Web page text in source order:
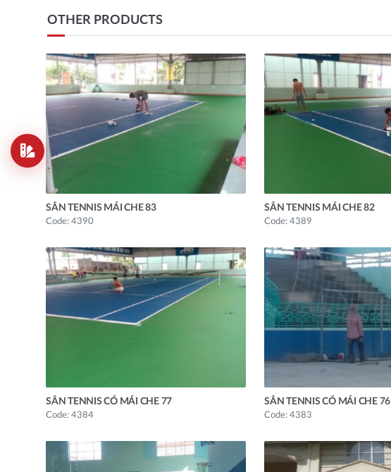
OTHER PRODUCTS
SÂN TENNIS MÁI CHE 83
Code: 4390
SÂN TENNIS MÁI CHE 82
Code: 4389
SÂN TENNIS CÓ MÁI CHE 77
Code: 4384
SÂN TENNIS CÓ MÁI CHE 76
Code: 4383